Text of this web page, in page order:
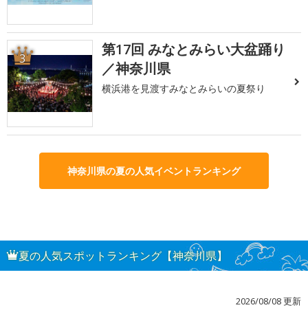
3
第17回 みなとみらい大盆踊り
／神奈川県
横浜港を見渡すみなとみらいの夏祭り
神奈川県の夏の人気イベントランキング
夏の人気スポットランキング【神奈川県】
2026/08/08 更新